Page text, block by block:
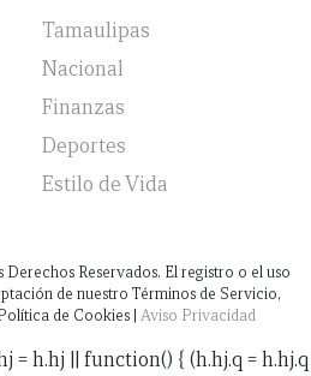
Tamaulipas
Nacional
Finanzas
Deportes
Estilo de Vida
Derechos Reservados. El registro o el uso
de nuestro Términos de Servicio,
de Cookies | Aviso Privacidad
= h.hj || function() { (h.hj.q = h.hj.q